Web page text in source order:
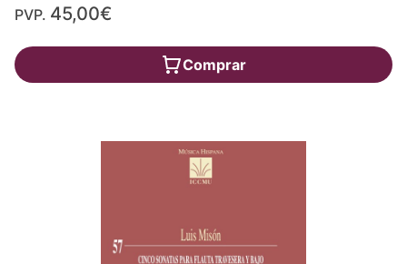
PVP. 45,00€
Comprar